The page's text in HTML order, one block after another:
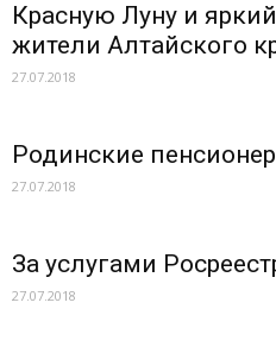
Красную Луну и
жители Алтайского
27.07.2018
Родинские
27.07.2018
За услугами
27.07.2018